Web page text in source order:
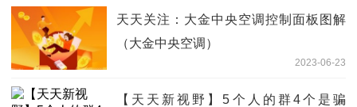
天天关注：大金中央空调控制面板图解
（大金中央空调）
2023-06-23
【天天新视野】5个人的群4个是骗